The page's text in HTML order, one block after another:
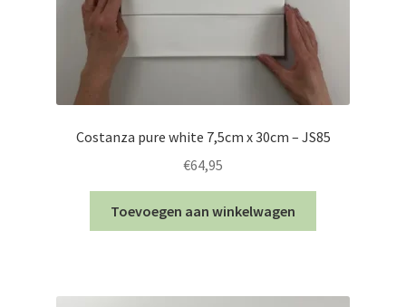
Costanza pure white 7,5cm x 30cm – JS85
€64,95
Toevoegen aan winkelwagen